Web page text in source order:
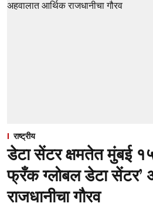
राष्ट्रीय
डेटा सेंटर क्षमतेत मुंबई
फ्रँक ग्लोबल डेटा सेंटर’
राजधानीचा गौरव